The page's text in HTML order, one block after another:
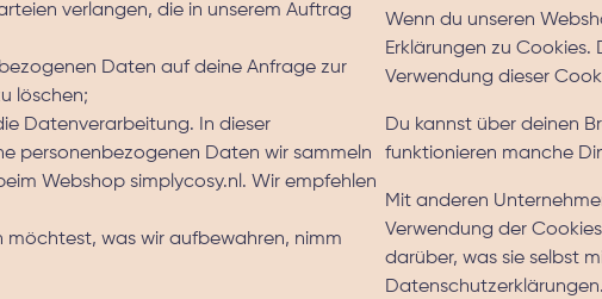
verlangen, die in unserem Auftrag
Daten auf deine Anfrage zur
löschen;
Datenverarbeitung. In dieser
personenbezogenen Daten wir sammeln
Webshop simplycosy.nl. Wir empfehlen
möchtest, was wir aufbewahren, nimm
Wenn du unseren
Erklärungen zu
Verwendung dieser
Du kannst über deinen
funktionieren manche
Mit anderen
Verwendung der
darüber, was sie selbst